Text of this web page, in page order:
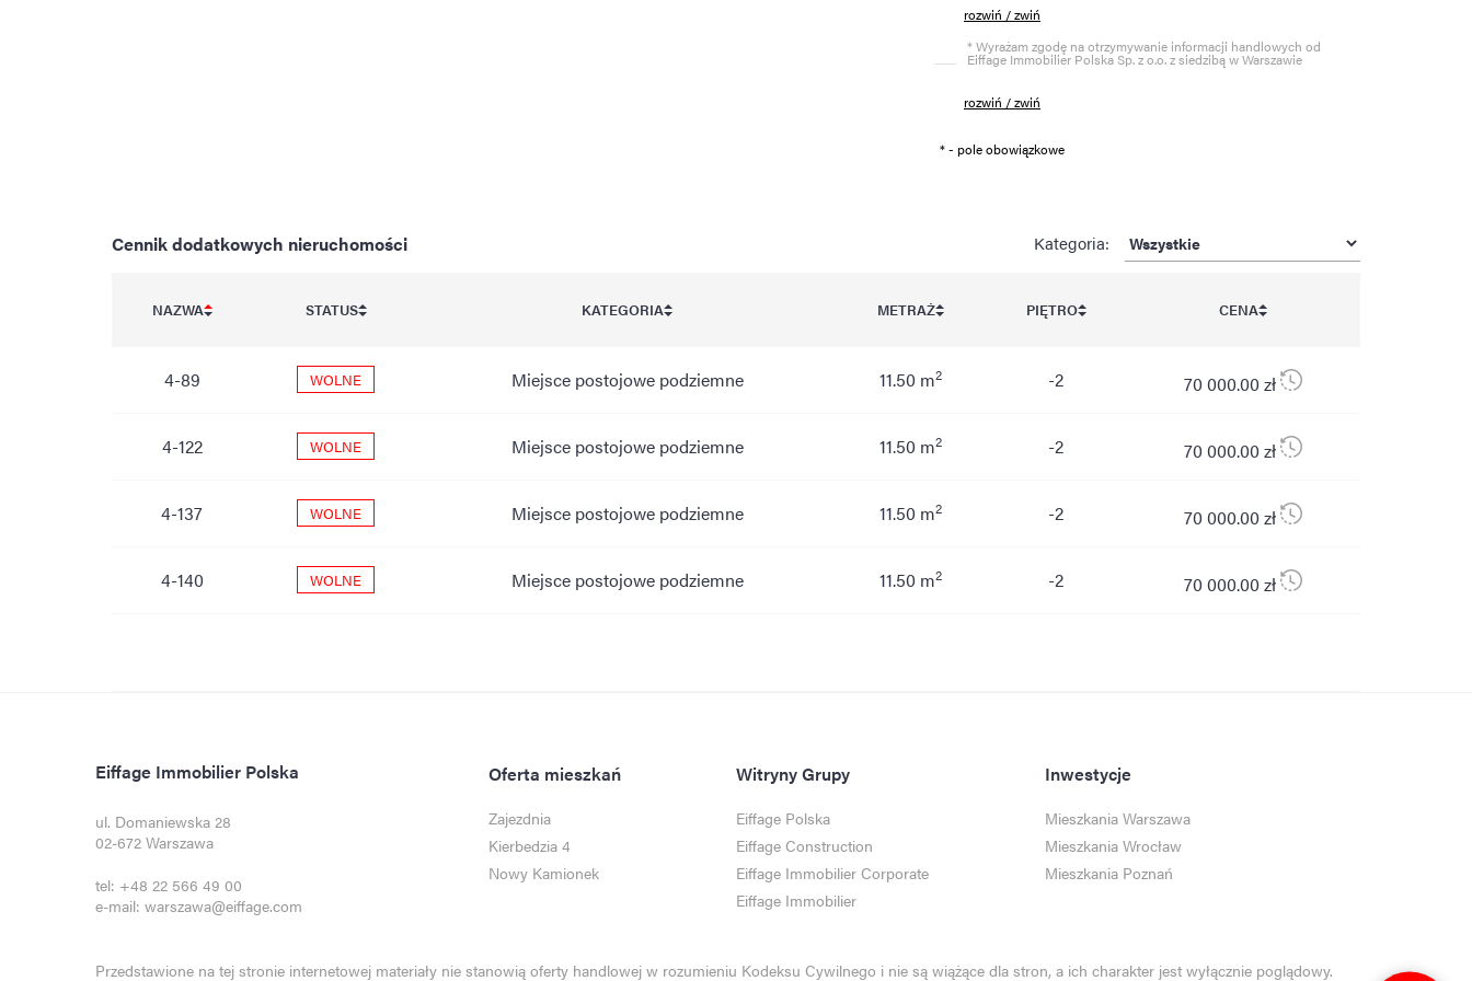
rozwiń / zwiń
* Wyrażam zgodę na otrzymywanie informacji handlowych od
Eiffage Immobilier Polska Sp. z o.o. z siedzibą w Warszawie
rozwiń / zwiń
* - pole obowiązkowe
Cennik dodatkowych nieruchomości Kategoria:
NAZWA STATUS KATEGORIA METRAŻ PIĘTRO CENA
4-89 WOLNE Miejsce postojowe podziemne 11.50 m2 -2 70 000.00 zł
4-122 WOLNE Miejsce postojowe podziemne 11.50 m2 -2 70 000.00 zł
4-137 WOLNE Miejsce postojowe podziemne 11.50 m2 -2 70 000.00 zł
4-140 WOLNE Miejsce postojowe podziemne 11.50 m2 -2 70 000.00 zł
Eiffage Immobilier Polska
ul. Domaniewska 28
02-672 Warszawa
tel: +48 22 566 49 00
e-mail: warszawa@eiffage.com
Oferta mieszkań
Zajezdnia
Kierbedzia 4
Nowy Kamionek
Witryny Grupy
Eiffage Polska
Eiffage Construction
Eiffage Immobilier Corporate
Eiffage Immobilier
Inwestycje
Mieszkania Warszawa
Mieszkania Wrocław
Mieszkania Poznań
Przedstawione na tej stronie internetowej materiały nie stanowią oferty handlowej w rozumieniu Kodeksu Cywilnego i nie są wiążące dla stron, a ich charakter jest wyłącznie poglądowy.